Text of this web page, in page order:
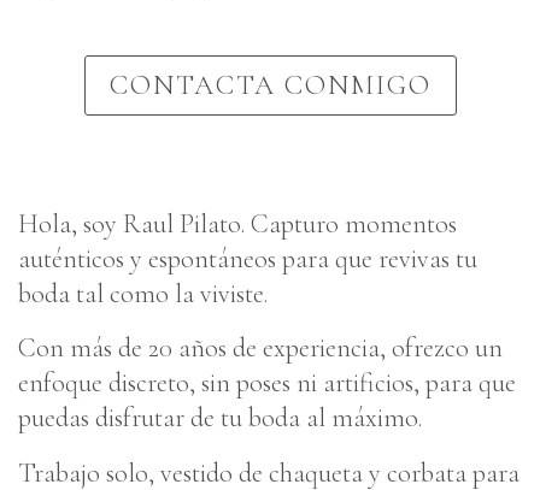
CONTACTA CONMIGO
Hola, soy Raul Pilato. Capturo momentos
auténticos y espontáneos para que revivas tu
boda tal como la viviste.
Con más de 20 años de experiencia, ofrezco un
enfoque discreto, sin poses ni artificios, para que
puedas disfrutar de tu boda al máximo.
Trabajo solo, vestido de chaqueta y corbata para